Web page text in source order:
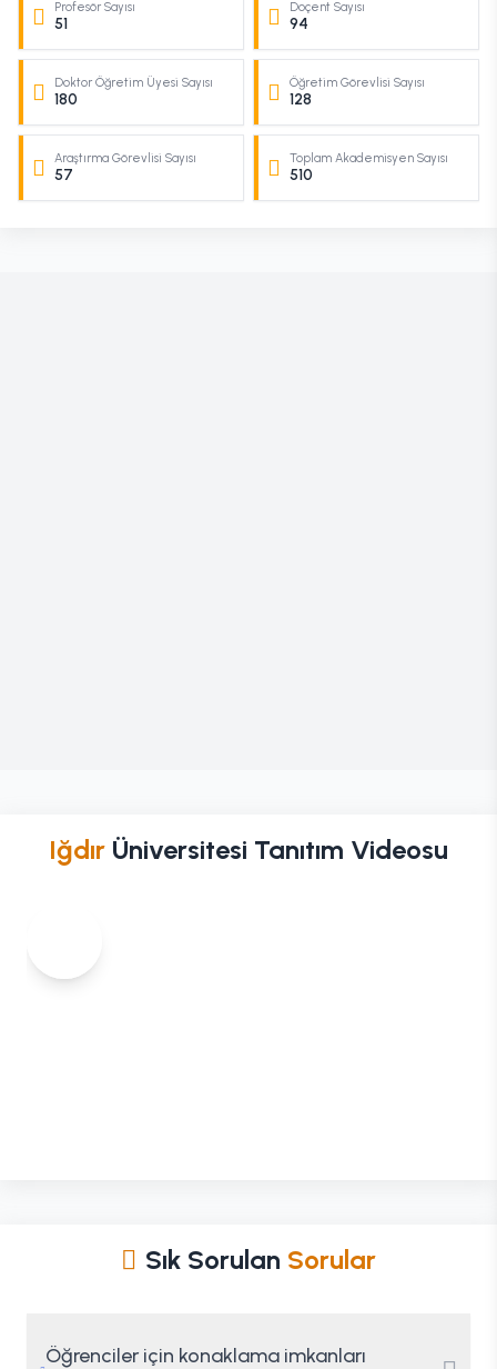
Profesör Sayısı
51
Doçent Sayısı
94
Doktor Öğretim Üyesi Sayısı
180
Öğretim Görevlisi Sayısı
128
Araştırma Görevlisi Sayısı
57
Toplam Akademisyen Sayısı
510
Iğdır Üniversitesi Tanıtım Videosu
Sık Sorulan Sorular
Öğrenciler için konaklama imkanları